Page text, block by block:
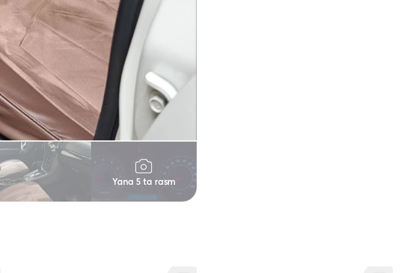
Yana 5 ta rasm